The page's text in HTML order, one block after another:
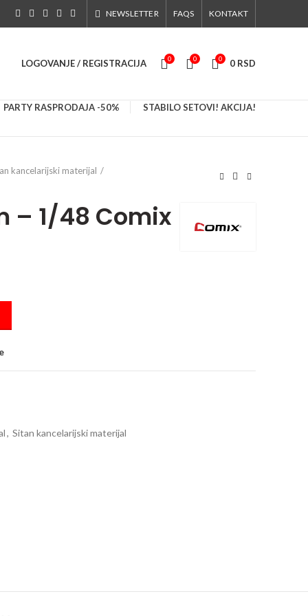
NEWSLETTER FAQS KONTAKT
LOGOVANJE / REGISTRACIJA 0 0 0 0 RSD
PARTY RASPRODAJA -50% STABILO SETOVI! AKCIJA!
kancelarijski materijal
– 1/48 Comix
, Sitan kancelarijski materijal